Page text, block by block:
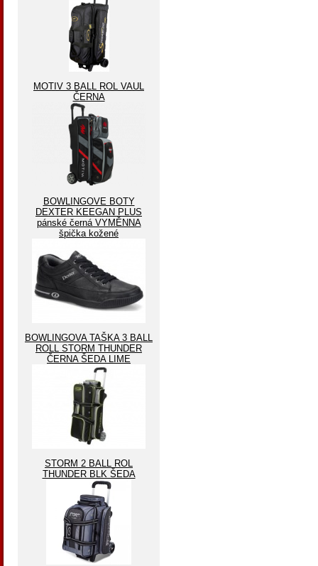
MOTIV 3 BALL ROL VAUL
ČERNA
BOWLINGOVE BOTY
DEXTER KEEGAN PLUS
pánské černá VYMĚNNA
špička kožené
BOWLINGOVA TAŠKA 3 BALL
ROLL STORM THUNDER
ČERNA ŠEDA LIME
STORM 2 BALL ROL
THUNDER BLK ŠEDA